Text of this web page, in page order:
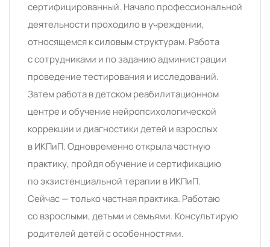
сертифицированный. Начало профессиональной
деятельности проходило в учреждении,
относящемся к силовым структурам. Работа
с сотрудниками и по заданию администрации
проведение тестирования и исследований.
Затем работа в детском реабилитационном
центре и обучение нейропсихологической
коррекции и диагностики детей и взрослых
в ИКПиП. Одновременно открыла частную
практику, пройдя обучение и сертификацию
по экзистенциальной терапии в ИКПиП.
Сейчас — только частная практика. Работаю
со взрослыми, детьми и семьями. Консультирую
родителей детей с особенностями.